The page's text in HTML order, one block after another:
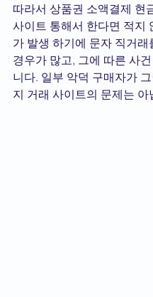
따라서 상품권 소액결제 현
사이트 통해서 한다면 적지
가 발생 하기에 문자 직거래
경우가 많고, 그에 따른 사
니다. 일부 악덕 구매자가
지 거래 사이트의 문제는 아